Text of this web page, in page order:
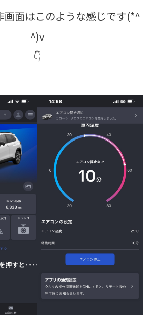
画面はこのような感じです(*^
^)v
👇